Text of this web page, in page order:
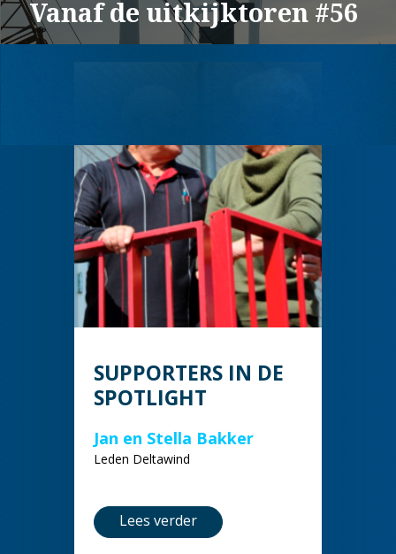
Vanaf de uitkijktoren #56
SUPPORTERS IN DE
SPOTLIGHT
Jan en Stella Bakker
Leden Deltawind
Lees verder